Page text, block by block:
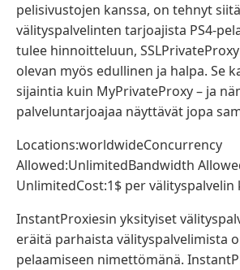
pelisivustojen kanssa, on tehnyt
välityspalvelinten tarjoajista PS4-
tulee hinnoitteluun,
olevan myös edullinen ja halpa. Se
sijaintia kuin MyPrivateProxy – ja
palveluntarjoajaa näyttävät jopa
Locations:worldwideConcurrency
Allowed:UnlimitedBandwidth
UnlimitedCost:1$ per välityspalvelin
InstantProxiesin yksityiset
eräitä parhaista välityspalvelimista
pelaamiseen nimettömänä.